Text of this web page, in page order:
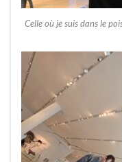
Celle où je suis dans le